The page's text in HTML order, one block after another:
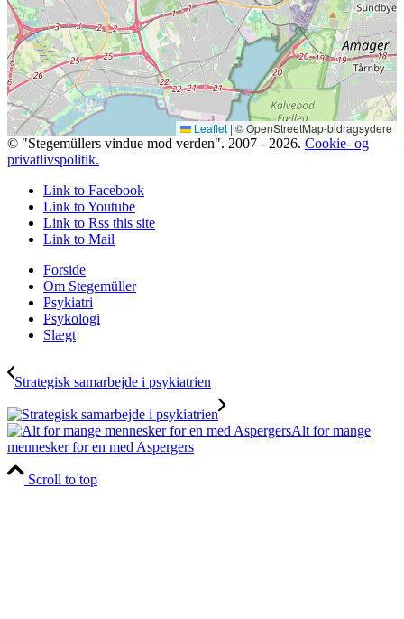
Leaflet | © OpenStreetMap-bidragsydere
© "Stegemüllers vindue mod verden". 2007 - 2026. Cookie- og
privatlivspolitik.
Link to Facebook
Link to Youtube
Link to Rss this site
Link to Mail
Forside
Om Stegemüller
Psykiatri
Psykologi
Slægt
Strategisk samarbejde i psykiatrien
Alt for mange
mennesker for en med Aspergers
Scroll to top